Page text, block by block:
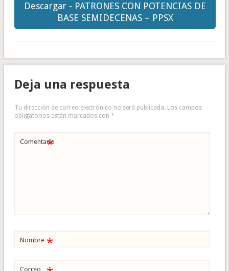
Descargar - PATRONES CON POTENCIAS DE
BASE SEMIDECENAS – PPSX
Deja una respuesta
Tu dirección de correo electrónico no será publicada. Los campos
obligatorios están marcados con *
Comentario
*
Nombre *
Correo